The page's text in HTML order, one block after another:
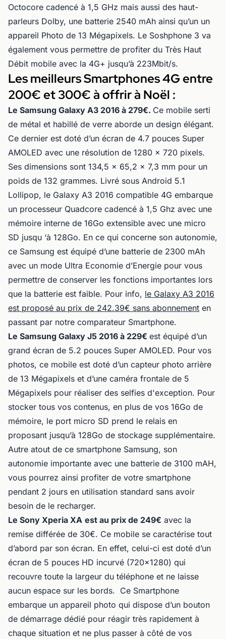
Octocore cadencé à 1,5 GHz mais aussi des haut-
parleurs Dolby, une batterie 2540 mAh ainsi qu’un un
appareil Photo de 13 Mégapixels. Le Soshphone 3 va
également vous permettre de profiter du Très Haut
Débit mobile avec la 4G+ jusqu’à 223Mbit/s.
Les meilleurs Smartphones 4G entre
200€ et 300€ à offrir à Noël :
Le Samsung Galaxy A3 2016 à 279€. Ce mobile serti
de métal et habillé de verre aborde un design élégant.
Ce dernier est doté d’un écran de 4.7 pouces Super
AMOLED avec une résolution de 1280 x 720 pixels.
Ses dimensions sont 134,5 x 65,2 x 7,3 mm pour un
poids de 132 grammes. Livré sous Android 5.1
Lollipop, le Galaxy A3 2016 compatible 4G embarque
un processeur Quadcore cadencé à 1,5 Ghz avec une
mémoire interne de 16Go extensible avec une micro
SD jusqu ‘à 128Go. En ce qui concerne son autonomie,
ce Samsung est équipé d’une batterie de 2300 mAh
avec un mode Ultra Economie d’Energie pour vous
permettre de conserver les fonctions importantes lors
que la batterie est faible. Pour info, le Galaxy A3 2016
est proposé au prix de 242.39€ sans abonnement en
passant par notre comparateur Smartphone.
Le Samsung Galaxy J5 2016 à 229€ est équipé d’un
grand écran de 5.2 pouces Super AMOLED. Pour vos
photos, ce mobile est doté d’un capteur photo arrière
de 13 Mégapixels et d’une caméra frontale de 5
Mégapixels pour réaliser des selfies d'exception. Pour
stocker tous vos contenus, en plus de vos 16Go de
mémoire, le port micro SD prend le relais en
proposant jusqu’à 128Go de stockage supplémentaire.
Autre atout de ce smartphone Samsung, son
autonomie importante avec une batterie de 3100 mAH,
vous pourrez ainsi profiter de votre smartphone
pendant 2 jours en utilisation standard sans avoir
besoin de le recharger.
Le Sony Xperia XA est au prix de 249€ avec la
remise différée de 30€. Ce mobile se caractérise tout
d’abord par son écran. En effet, celui-ci est doté d’un
écran de 5 pouces HD incurvé (720x1280) qui
recouvre toute la largeur du téléphone et ne laisse
aucun espace sur les bords. Ce Smartphone
embarque un appareil photo qui dispose d’un bouton
de démarrage dédié pour réagir très rapidement à
chaque situation et ne plus passer à côté de vos